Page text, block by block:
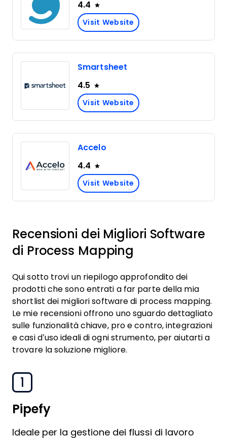
4.4
Visit Website
Smartsheet
4.5
Visit Website
Accelo
4.4
Visit Website
Recensioni dei Migliori Software
di Process Mapping
Qui sotto trovi un riepilogo approfondito dei
prodotti che sono entrati a far parte della mia
shortlist dei migliori software di process mapping.
Le mie recensioni offrono uno sguardo dettagliato
sulle funzionalità chiave, pro e contro, integrazioni
e casi d’uso ideali di ogni strumento, per aiutarti a
trovare la soluzione migliore.
1
Pipefy
Ideale per la gestione dei flussi di lavoro